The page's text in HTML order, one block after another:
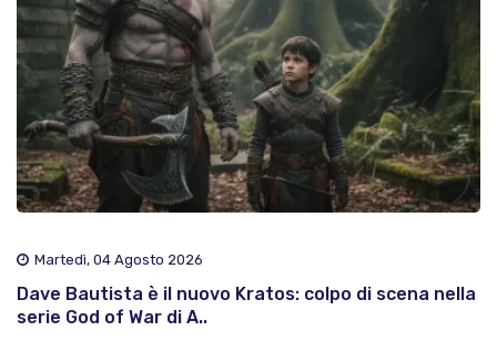
Martedì, 04 Agosto 2026
Dave Bautista è il nuovo Kratos: colpo di scena nella
serie God of War di A..